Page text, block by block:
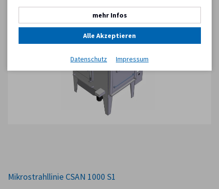
Kundeninformation
Mikrostrahllinie CSAN 1000 S1
mehr Infos
Alle Akzeptieren
Datenschutz Impressum